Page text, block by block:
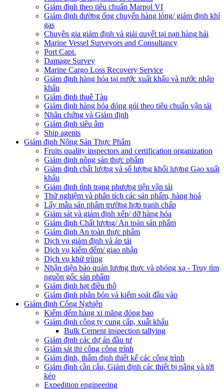
Giám định theo tiêu chuẩn Marpol VI
Giám định đường ống chuyển hàng lỏng/ giám định khí
gas
Chuyên gia giám định và giải quyết tại nạn hàng hải
Marine Vessel Surveyors and Consultancy
Port Capt.
Damage Survey
Marine Cargo Loss Recovery Service
Giám định hàng hóa tại nước xuất khẩu và nước nhập
khẩu
Giám định thuê Tàu
Giám định hàng hóa đóng gói theo tiêu chuẩn vận tải
Nhân chứng và Giám định
Giám định siêu âm
Ship agents
Giám định Nông Sản Thực Phẩm
Fruits quality inspectors and certification organization
Giám định nông sản thực phẩm
Giám định chất lượng và số lượng khối lượng Gạo xuất
khẩu
Giám định tình trạng phương tiện vận tải
Thử nghiệm và phân tích các sản phẩm, hàng hoá
Lấy mẫu sản phẩm trường hợp tranh chấp
Giám sát và giám định xếp/ dỡ hàng hóa
Giám định Chất lượng/ An toàn sản phẩm
Giám định An toàn thực phẩm
Dịch vụ giám định và áp tải
Dịch vụ kiểm đếm/ giao nhận
Dịch vụ khử trùng
Nhận diện bảo quản lương thực và phóng xạ - Truy tìm
nguồn gốc sản phẩm
Giám định hạt điều thô
Giám định phân bón và kiểm soát đầu vào
Giám định Công Nghiệp
Kiểm đếm hàng xi măng đóng bao
Giám định công ty cung cấp, xuất khẩu
Bulk Cement inspection tallying
Giám định các dự án đầu tư
Giám sát thi công công trình
Giám định, thẩm định thiết kế các công trình
Giám định cần cẩu, Giám định các thiết bị nâng và tời
kéo
Expedition engineering